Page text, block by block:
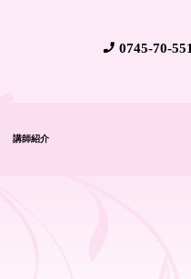
0745-70-
講師紹介